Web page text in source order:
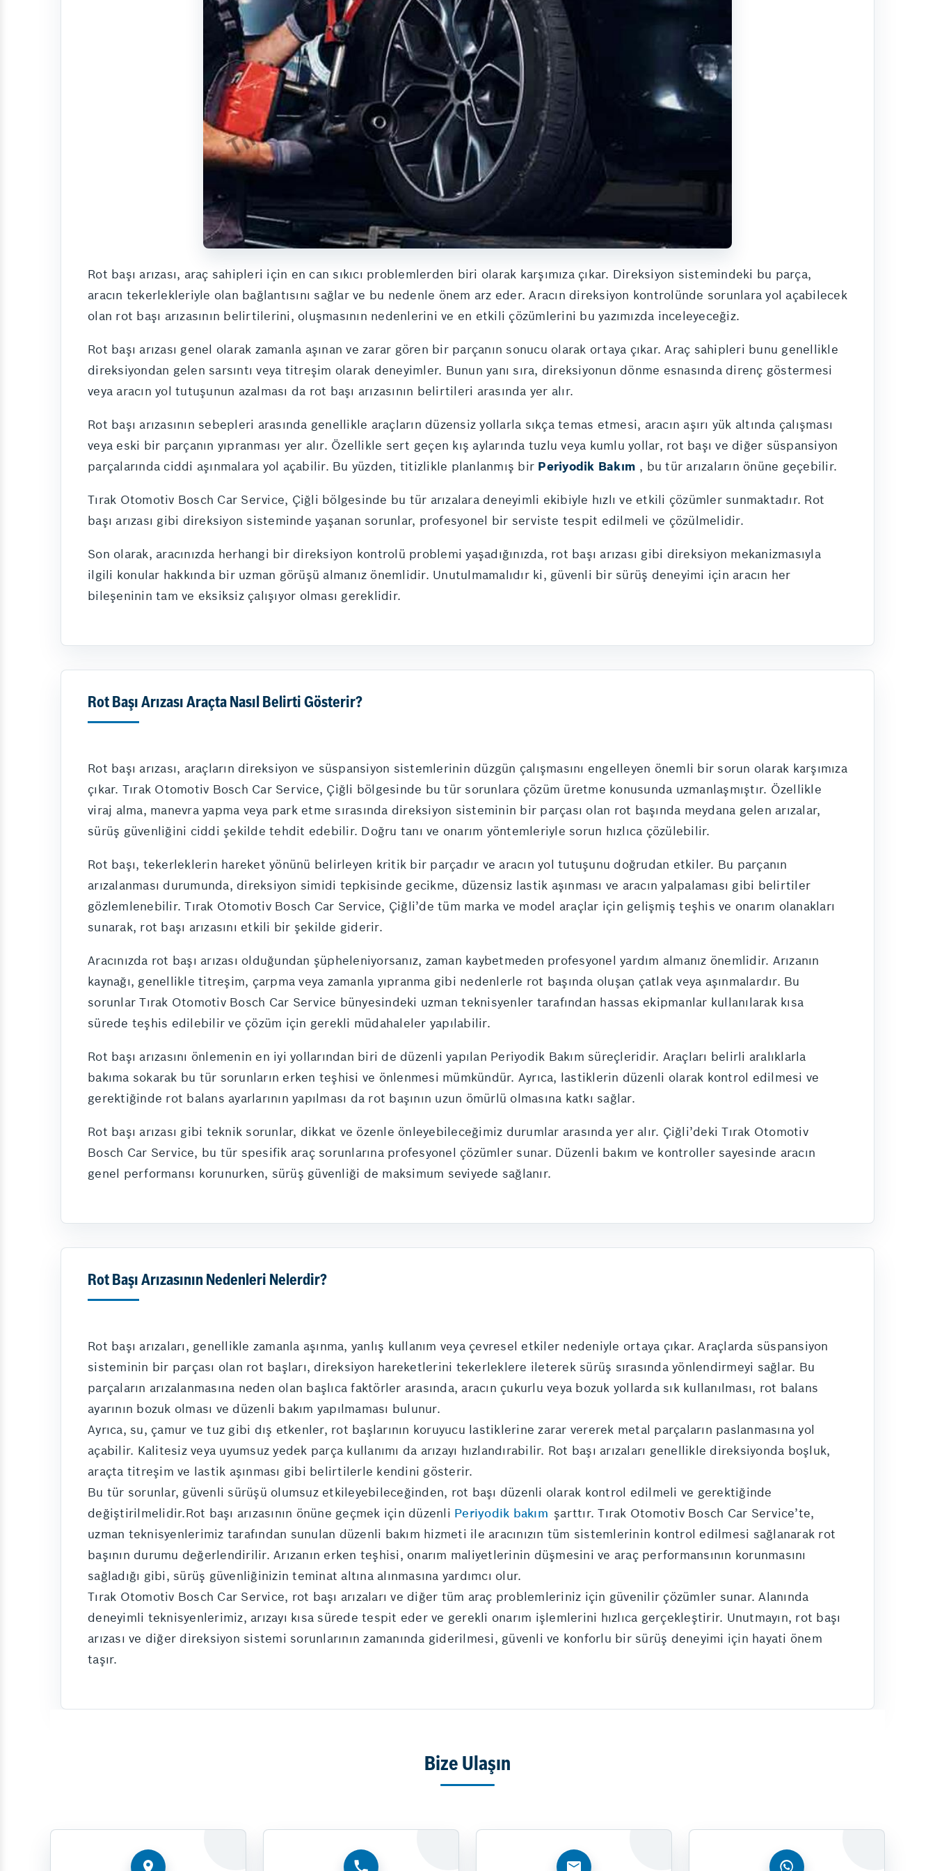
Rot başı arızası, araç sahipleri için en can sıkıcı problemlerden biri olarak karşımıza çıkar. Direksiyon sistemindeki bu parça,
aracın tekerlekleriyle olan bağlantısını sağlar ve bu nedenle önem arz eder. Aracın direksiyon kontrolünde sorunlara yol açabilecek
olan rot başı arızasının belirtilerini, oluşmasının nedenlerini ve en etkili çözümlerini bu yazımızda inceleyeceğiz.
Rot başı arızası genel olarak zamanla aşınan ve zarar gören bir parçanın sonucu olarak ortaya çıkar. Araç sahipleri bunu genellikle
direksiyondan gelen sarsıntı veya titreşim olarak deneyimler. Bunun yanı sıra, direksiyonun dönme esnasında direnç göstermesi
veya aracın yol tutuşunun azalması da rot başı arızasının belirtileri arasında yer alır.
Rot başı arızasının sebepleri arasında genellikle araçların düzensiz yollarla sıkça temas etmesi, aracın aşırı yük altında çalışması
veya eski bir parçanın yıpranması yer alır. Özellikle sert geçen kış aylarında tuzlu veya kumlu yollar, rot başı ve diğer süspansiyon
parçalarında ciddi aşınmalara yol açabilir. Bu yüzden, titizlikle planlanmış bir Periyodik Bakım , bu tür arızaların önüne geçebilir.
Tırak Otomotiv Bosch Car Service, Çiğli bölgesinde bu tür arızalara deneyimli ekibiyle hızlı ve etkili çözümler sunmaktadır. Rot
başı arızası gibi direksiyon sisteminde yaşanan sorunlar, profesyonel bir serviste tespit edilmeli ve çözülmelidir.
Son olarak, aracınızda herhangi bir direksiyon kontrolü problemi yaşadığınızda, rot başı arızası gibi direksiyon mekanizmasıyla
ilgili konular hakkında bir uzman görüşü almanız önemlidir. Unutulmamalıdır ki, güvenli bir sürüş deneyimi için aracın her
bileşeninin tam ve eksiksiz çalışıyor olması gereklidir.
Rot Başı Arızası Araçta Nasıl Belirti Gösterir?
Rot başı arızası, araçların direksiyon ve süspansiyon sistemlerinin düzgün çalışmasını engelleyen önemli bir sorun olarak karşımıza
çıkar. Tırak Otomotiv Bosch Car Service, Çiğli bölgesinde bu tür sorunlara çözüm üretme konusunda uzmanlaşmıştır. Özellikle
viraj alma, manevra yapma veya park etme sırasında direksiyon sisteminin bir parçası olan rot başında meydana gelen arızalar,
sürüş güvenliğini ciddi şekilde tehdit edebilir. Doğru tanı ve onarım yöntemleriyle sorun hızlıca çözülebilir.
Rot başı, tekerleklerin hareket yönünü belirleyen kritik bir parçadır ve aracın yol tutuşunu doğrudan etkiler. Bu parçanın
arızalanması durumunda, direksiyon simidi tepkisinde gecikme, düzensiz lastik aşınması ve aracın yalpalaması gibi belirtiler
gözlemlenebilir. Tırak Otomotiv Bosch Car Service, Çiğli’de tüm marka ve model araçlar için gelişmiş teşhis ve onarım olanakları
sunarak, rot başı arızasını etkili bir şekilde giderir.
Aracınızda rot başı arızası olduğundan şüpheleniyorsanız, zaman kaybetmeden profesyonel yardım almanız önemlidir. Arızanın
kaynağı, genellikle titreşim, çarpma veya zamanla yıpranma gibi nedenlerle rot başında oluşan çatlak veya aşınmalardır. Bu
sorunlar Tırak Otomotiv Bosch Car Service bünyesindeki uzman teknisyenler tarafından hassas ekipmanlar kullanılarak kısa
sürede teşhis edilebilir ve çözüm için gerekli müdahaleler yapılabilir.
Rot başı arızasını önlemenin en iyi yollarından biri de düzenli yapılan Periyodik Bakım süreçleridir. Araçları belirli aralıklarla
bakıma sokarak bu tür sorunların erken teşhisi ve önlenmesi mümkündür. Ayrıca, lastiklerin düzenli olarak kontrol edilmesi ve
gerektiğinde rot balans ayarlarının yapılması da rot başının uzun ömürlü olmasına katkı sağlar.
Rot başı arızası gibi teknik sorunlar, dikkat ve özenle önleyebileceğimiz durumlar arasında yer alır. Çiğli’deki Tırak Otomotiv
Bosch Car Service, bu tür spesifik araç sorunlarına profesyonel çözümler sunar. Düzenli bakım ve kontroller sayesinde aracın
genel performansı korunurken, sürüş güvenliği de maksimum seviyede sağlanır.
Rot Başı Arızasının Nedenleri Nelerdir?
Rot başı arızaları, genellikle zamanla aşınma, yanlış kullanım veya çevresel etkiler nedeniyle ortaya çıkar. Araçlarda süspansiyon
sisteminin bir parçası olan rot başları, direksiyon hareketlerini tekerleklere ileterek sürüş sırasında yönlendirmeyi sağlar. Bu
parçaların arızalanmasına neden olan başlıca faktörler arasında, aracın çukurlu veya bozuk yollarda sık kullanılması, rot balans
ayarının bozuk olması ve düzenli bakım yapılmaması bulunur.
Ayrıca, su, çamur ve tuz gibi dış etkenler, rot başlarının koruyucu lastiklerine zarar vererek metal parçaların paslanmasına yol
açabilir. Kalitesiz veya uyumsuz yedek parça kullanımı da arızayı hızlandırabilir. Rot başı arızaları genellikle direksiyonda boşluk,
araçta titreşim ve lastik aşınması gibi belirtilerle kendini gösterir.
Bu tür sorunlar, güvenli sürüşü olumsuz etkileyebileceğinden, rot başı düzenli olarak kontrol edilmeli ve gerektiğinde
değiştirilmelidir.Rot başı arızasının önüne geçmek için düzenli Periyodik bakım şarttır. Tırak Otomotiv Bosch Car Service’te,
uzman teknisyenlerimiz tarafından sunulan düzenli bakım hizmeti ile aracınızın tüm sistemlerinin kontrol edilmesi sağlanarak rot
başının durumu değerlendirilir. Arızanın erken teşhisi, onarım maliyetlerinin düşmesini ve araç performansının korunmasını
sağladığı gibi, sürüş güvenliğinizin teminat altına alınmasına yardımcı olur.
Tırak Otomotiv Bosch Car Service, rot başı arızaları ve diğer tüm araç problemleriniz için güvenilir çözümler sunar. Alanında
deneyimli teknisyenlerimiz, arızayı kısa sürede tespit eder ve gerekli onarım işlemlerini hızlıca gerçekleştirir. Unutmayın, rot başı
arızası ve diğer direksiyon sistemi sorunlarının zamanında giderilmesi, güvenli ve konforlu bir sürüş deneyimi için hayati önem
taşır.
Bize Ulaşın